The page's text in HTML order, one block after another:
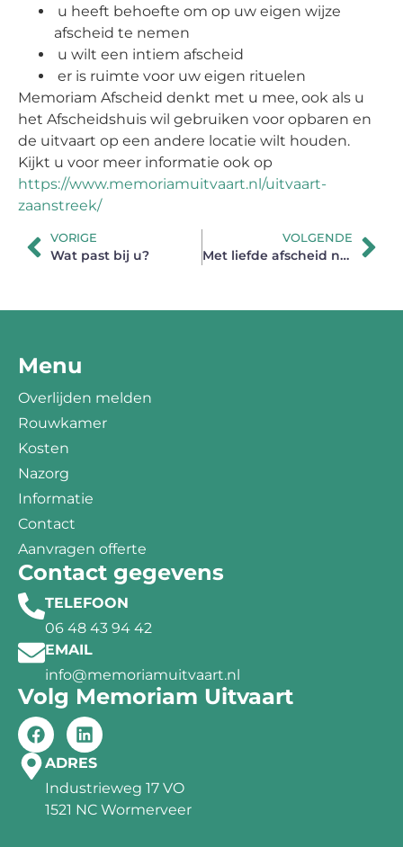
u heeft behoefte om op uw eigen wijze
afscheid te nemen
u wilt een intiem afscheid
er is ruimte voor uw eigen rituelen
Memoriam Afscheid denkt met u mee, ook als u
het Afscheidshuis wil gebruiken voor opbaren en
de uitvaart op een andere locatie wilt houden.
Kijkt u voor meer informatie ook op
https://www.memoriamuitvaart.nl/uitvaart-
zaanstreek/
VORIGE
Wat past bij u?
VOLGENDE
Met liefde afscheid nemen, wel duurzaam!
Menu
Overlijden melden
Rouwkamer
Kosten
Nazorg
Informatie
Contact
Aanvragen offerte
Contact gegevens
TELEFOON
06 48 43 94 42
EMAIL
info@memoriamuitvaart.nl
Volg Memoriam Uitvaart
ADRES
Industrieweg 17 VO
1521 NC Wormerveer